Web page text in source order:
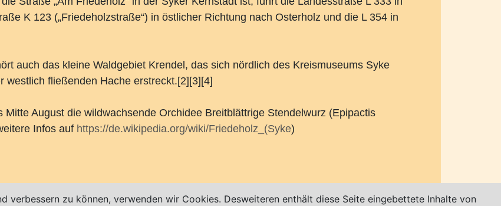
K 123 („Friedeholzstraße“) in östlicher Richtung nach Osterholz und die L 354 in
auch das kleine Waldgebiet Krendel, das sich nördlich des Kreismuseums Syke
westlich fließenden Hache erstreckt.[2][3][4]
August die wildwachsende Orchidee Breitblättrige Stendelwurz (Epipactis
Infos auf https://de.wikipedia.org/wiki/Friedeholz_(Syke)
verbessern zu können, verwenden wir Cookies. Desweiteren enthält diese Seite eingebettete Inhalte von